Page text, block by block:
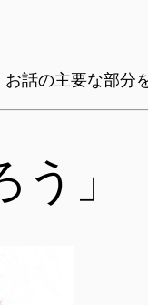
話の主要な部分
」